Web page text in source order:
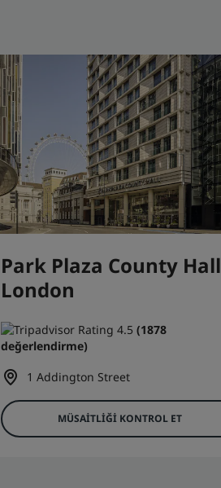
Park Plaza County Hall
London
(1878
değerlendirme)
1 Addington Street
MÜSAITLIĞI KONTROL ET